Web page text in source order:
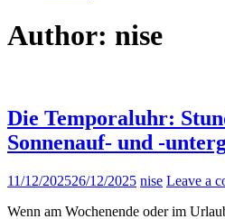
Author: nise
Die Temporaluhr:
Sonnenauf- und -
11/12/202526/12/2025 nise Leave a
Wenn am Wochenende oder im